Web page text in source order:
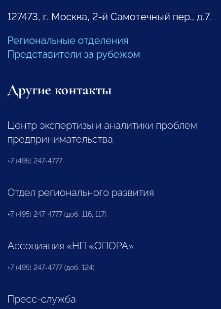
127473, г. Москва, 2-й Самотечный пер., д.7.
Региональные отделения
Представители за рубежом
Другие контакты
Центр экспертизы и аналитики проблем
предпринимательства
+7 (495) 247-4777
Отдел регионального развития
+7 (495) 247-4777 (доб. 116, 117)
Ассоциация «НП «ОПОРА»
+7 (495) 247-4777 (доб. 124)
Пресс-служба